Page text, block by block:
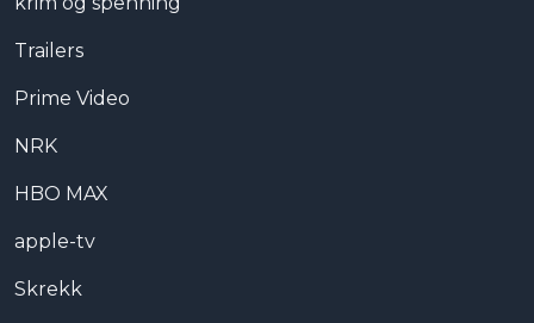
Trailers
Prime Video
NRK
HBO MAX
apple-tv
Skrekk